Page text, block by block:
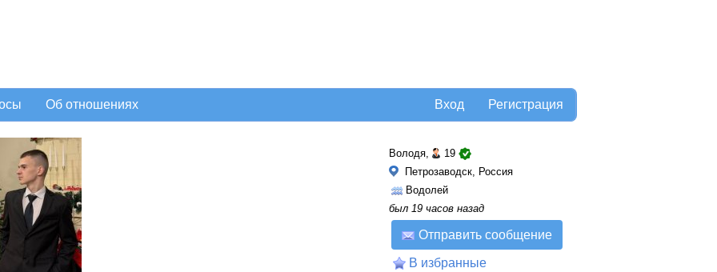
Об отношениях Регистрация
Вход
Володя,
19
Петрозаводск, Россия
Водолей
был 19 часов назад
Отправить сообщение
В избранные